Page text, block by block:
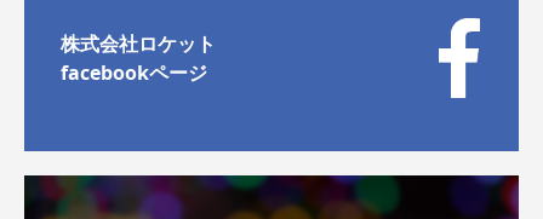
株式会社ロケット
facebookページ